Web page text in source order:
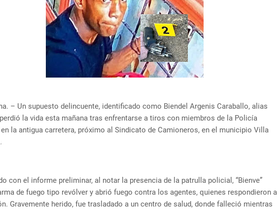
– Un supuesto delincuente, identificado como Biendel Argenis Caraballo, alias
perdió la vida esta mañana tras enfrentarse a tiros con miembros de la Policía
la antigua carretera, próximo al Sindicato de Camioneros, en el municipio Villa
con el informe preliminar, al notar la presencia de la patrulla policial, “Bienve”
de fuego tipo revólver y abrió fuego contra los agentes, quienes respondieron a
Gravemente herido, fue trasladado a un centro de salud, donde falleció mientras